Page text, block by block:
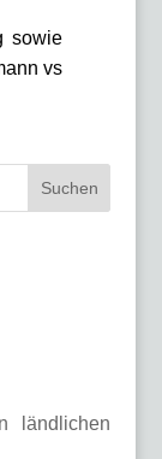
sowie
vs
ländlichen